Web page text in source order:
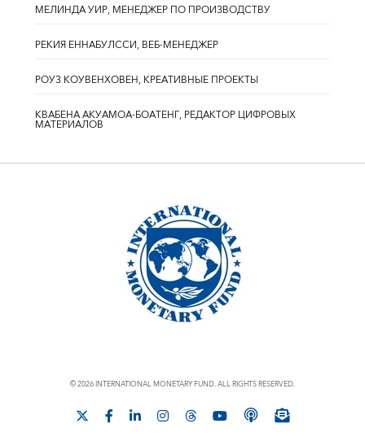
МЕЛИНДА УИР, МЕНЕДЖЕР ПО ПРОИЗВОДСТВУ
РЕКИЯ ЕННАБУЛССИ, ВЕБ-МЕНЕДЖЕР
РОУЗ КОУВЕНХОВЕН, КРЕАТИВНЫЕ ПРОЕКТЫ
КВАБЕНА АКУАМОА-БОАТЕНГ, РЕДАКТОР ЦИФРОВЫХ
МАТЕРИАЛОВ
© 2026 INTERNATIONAL MONETARY FUND. ALL RIGHTS RESERVED.